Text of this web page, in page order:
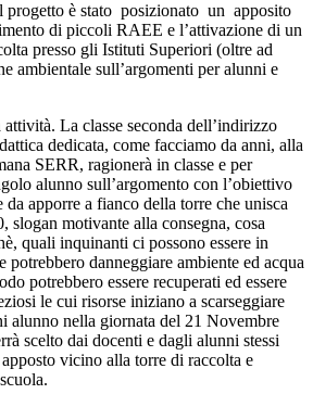
progetto è stato posizionato un apposito
di piccoli RAEE e l’attivazione di un
presso gli Istituti Superiori (oltre ad
ambientale sull’argomenti per alunni e
La classe seconda dell’indirizzo
dedicata, come facciamo da anni, alla
SERR, ragionerà in classe e per
alunno sull’argomento con l’obiettivo
apporre a fianco della torre che unisca
slogan motivante alla consegna, cosa
quali inquinanti ci possono essere in
potrebbero danneggiare ambiente ed acqua
potrebbero essere recuperati ed essere
le cui risorse iniziano a scarseggiare
alunno nella giornata del 21 Novembre
scelto dai docenti e dagli alunni stessi
vicino alla torre di raccolta e